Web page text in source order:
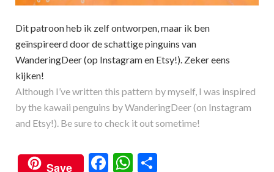
Dit patroon heb ik zelf ontworpen, maar ik ben
geïnspireerd door de schattige pinguins van
WanderingDeer (op Instagram en Etsy!). Zeker eens
kijken!
Although I’ve written this pattern by myself, I was inspired
by the kawaii penguins by WanderingDeer (on Instagram
and Etsy!). Be sure to check it out sometime!
Save
F
W